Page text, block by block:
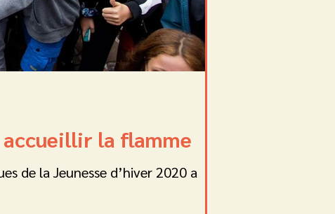
la flamme
de la Jeunesse d’hiver 2020 a